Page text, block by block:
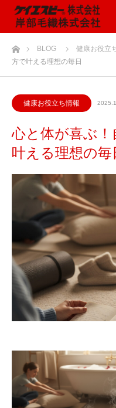
ホームBLOG 健康お役立
方で叶える理想の毎日
健康お役立ち情報
心と体が喜ぶ
叶える理想の毎